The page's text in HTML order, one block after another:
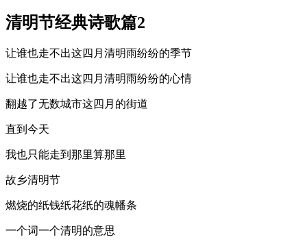
清明节经典诗歌篇2
让谁也走不出这四月清明雨纷纷的季节
让谁也走不出这四月清明雨纷纷的心情
翻越了无数城市这四月的街道
直到今天
我也只能走到那里算那里
故乡清明节
燃烧的纸钱纸花纸的魂幡条
一个词一个清明的意思